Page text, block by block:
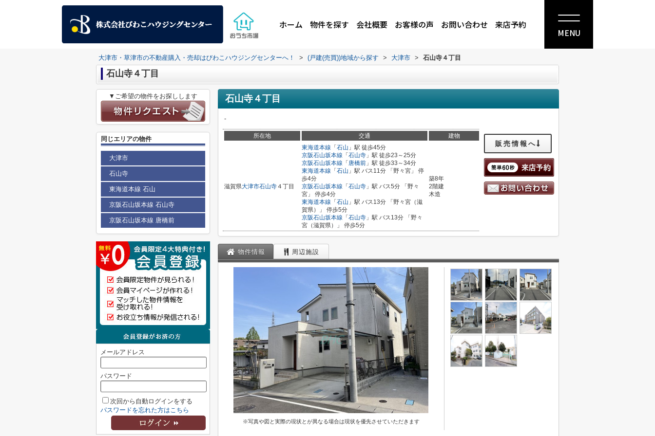
ホーム 物件を探す 会社概要 お客様の声 お問い合わせ 来店予約
MENU
大津市・草津市の不動産購入・売却はびわこハウジングセンターへ！ > (戸建(売買))地域から探す > 大津市 > 石山寺４丁目
石山寺４丁目
石山寺４丁目
-
所在地 交通 建物
滋賀県大津市石山寺４丁目
東海道本線 「 石山 」駅 徒歩45分
京阪石山坂本線 「 石山寺 」駅 徒歩23～25分
京阪石山坂本線 「 唐橋前 」駅 徒歩33～34分
東海道本線 「 石山 」駅 バス11分 「野々宮」 停
歩4分
京阪石山坂本線 「 石山寺 」駅 バス5分 「野々
宮」 停歩4分
東海道本線 「 石山 」駅 バス13分 「野々宮（滋
賀県）」 停歩5分
京阪石山坂本線 「 石山寺 」駅 バス13分 「野々
宮（滋賀県）」 停歩5分
築8年
2階建
木造
販売情報へ
物件情報 周辺施設
※写真や図と実際の現状とが異なる場合は現状を優先させていただきます
▼ご希望の物件をお探しします
同じエリアの物件
大津市
石山寺
東海道本線 石山
京阪石山坂本線 石山寺
京阪石山坂本線 唐橋前
メールアドレス
パスワード
次回から自動ログインをする
パスワードを忘れた方はこちら